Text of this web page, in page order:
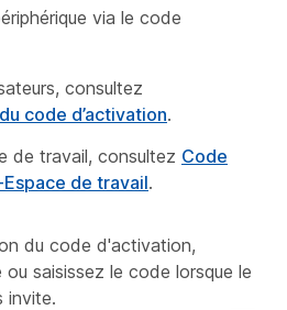
via le code
consultez
code d’activation.
de travail, consultez Code
Espace de travail.
du code d'activation,
saisissez le code lorsque le
invite.